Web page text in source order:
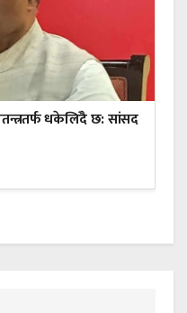
धकेलिँदै छ: सांसद